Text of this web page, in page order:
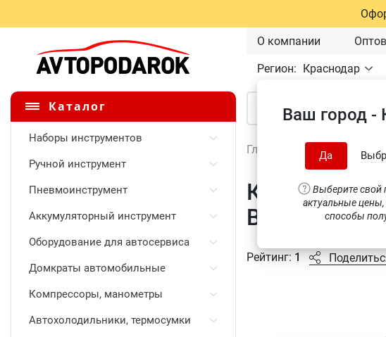
О компании
Регион: Краснодар
Ваш город -
Да
Выберите свой
актуальные
способы
Каталог
Наборы инструментов
Ручной инструмент
Пневмоинструмент
Аккумуляторный инструмент
Оборудование для автосервиса
Домкраты автомобильные
Компрессоры, манометры
Автохолодильники, термосумки
Главная Ручной
Ключ
BS6P80
Рейтинг:1